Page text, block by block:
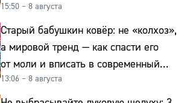
копейки
15:50 – 8 августа
Старый бабушкин ковёр: не «колхоз»,
а мировой тренд — как спасти его
от моли и вписать в современный
интерьер
13:06 – 8 августа